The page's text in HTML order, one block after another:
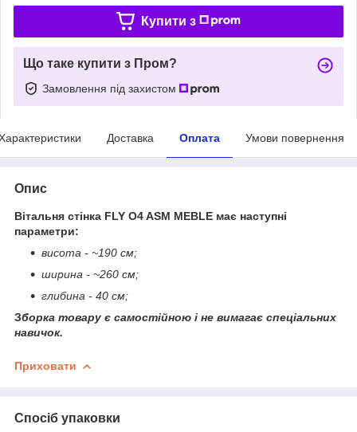
Купити з
Що таке купити з Пром?
Замовлення під захистом
Доставка Оплата Умови повернення
Опис
Вітальня стінка FLY O4 ASM MEBLE має наступні
параметри:
висота - ~190 см;
ширина - ~260 см;
глибина - 40 см;
Зборка товару є самостійною і не вимагає спеціальних
навичок.
Приховати
Спосіб упаковки